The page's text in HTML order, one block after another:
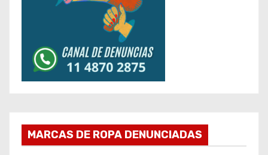
MARCAS DE ROPA DENUNCIADAS